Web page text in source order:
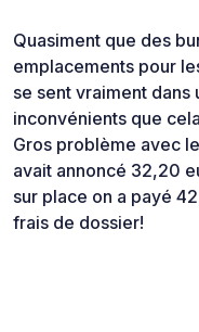
Quasiment que des
emplacements pour
se sent vraiment
inconvénients que
Gros problème avec
avait annoncé 32,20
sur place on a payé
frais de dossier!